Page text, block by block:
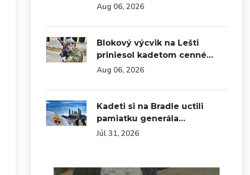
Aug 06, 2026
Blokový výcvik na Lešti
priniesol kadetom cenné…
Aug 06, 2026
Kadeti si na Bradle uctili
pamiatku generála…
Júl 31, 2026